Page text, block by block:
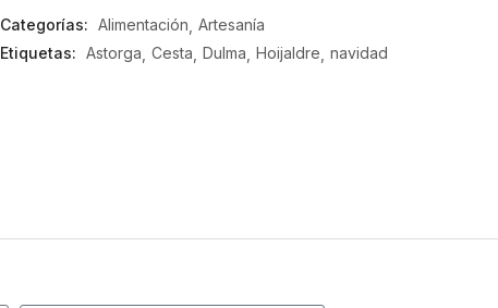
Categorías: Alimentación Artesanía
Etiquetas: Astorga Cesta Dulma Hoijaldre navidad